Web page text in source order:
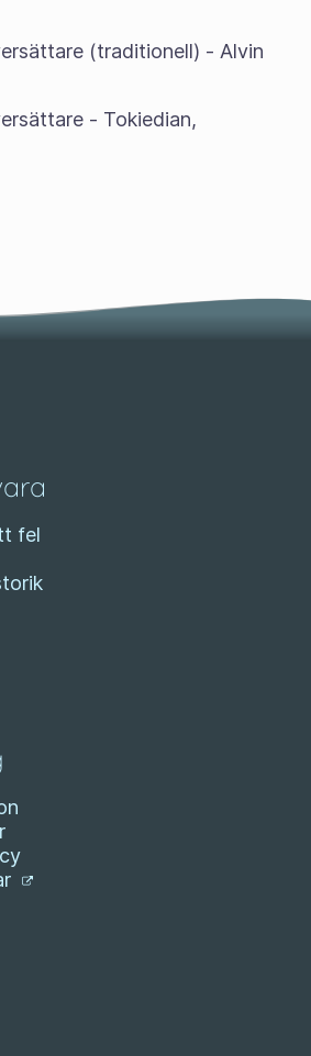
(traditionell) - Alvin
- Tokiedian,
fel